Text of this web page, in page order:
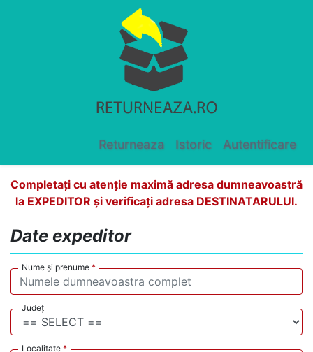
Returneaza Istoric Autentificare
Completați cu atenție maximă adresa dumneavoastră
la EXPEDITOR și verificați adresa DESTINATARULUI.
Date expeditor
Nume și prenume *
Județ
Localitate *